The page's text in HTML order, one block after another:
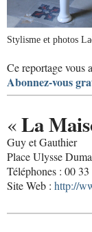
Stylisme et photos
Ce reportage vous
Abonnez-vous
«La
Guy et Gauthier
Place Ulysse
Téléphones : 00
Site Web : http://